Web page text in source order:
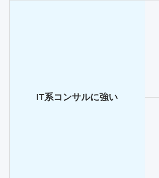
IT系コンサルに強い